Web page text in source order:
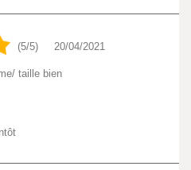
(5/5) 20/04/2021
taille bien